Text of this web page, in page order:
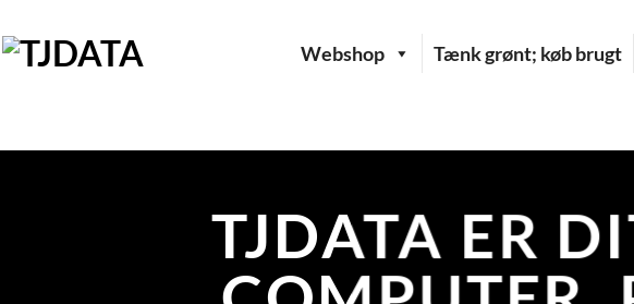
til
indhold
Webshop Tænk grønt; køb brugt
TJDATA ER